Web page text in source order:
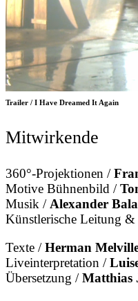
Trailer / I Have Dreamed It Again
Mitwirkende
360°-Projektionen /
Motive Bühnenbild /
Musik / Alexander
Künstlerische Leitung
Texte /Herman
Liveinterpretation /
Übersetzung /Matthias